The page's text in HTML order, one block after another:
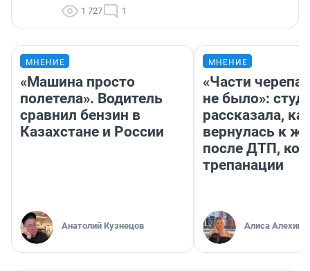
1 727 1
МНЕНИЕ
«Машина просто
полетела». Водитель
сравнил бензин в
Казахстане и России
Анатолий Кузнецов
МНЕНИЕ
«Части черепа
не было»:
рассказала,
вернулась к
после ДТП,
трепанации
Алиса Алехина